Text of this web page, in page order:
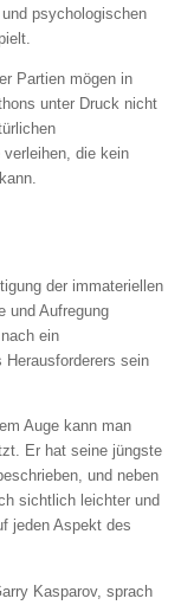
psychologischen
Partien mögen in
unter Druck nicht
die kein
der immateriellen
und Aufregung
ein
sein
Auge kann man
Er hat seine jüngste
und neben
sichtlich leichter und
jeden Aspekt des
Kasparov, sprach